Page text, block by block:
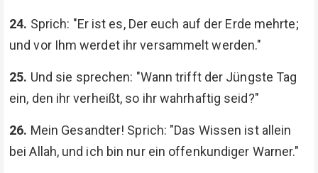
24. Sprich: "Er ist es, Der euch auf der Erde mehrte;
und vor Ihm werdet ihr versammelt werden."
25. Und sie sprechen: "Wann trifft der Jüngste Tag
ein, den ihr verheißt, so ihr wahrhaftig seid?"
26. Mein Gesandter! Sprich: "Das Wissen ist allein
bei Allah, und ich bin nur ein offenkundiger Warner."